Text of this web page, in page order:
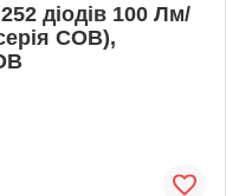
діодів 100 Лм/
COB),